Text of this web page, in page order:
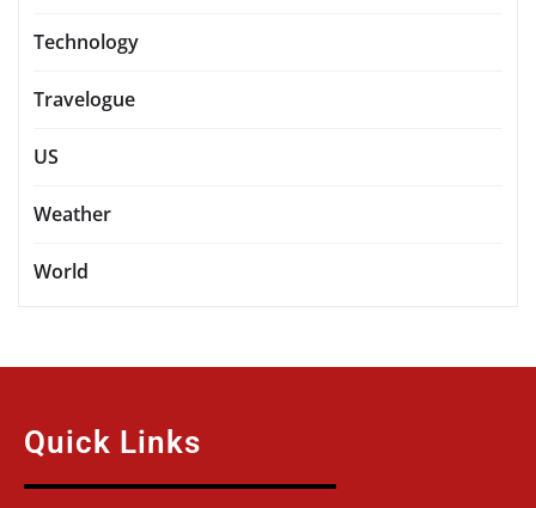
Technology
Travelogue
US
Weather
World
Quick Links